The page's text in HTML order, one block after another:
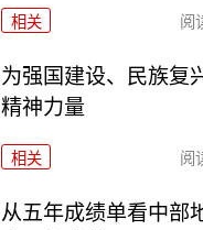
相关 阅
为强国建设、民族复
精神力量
相关 阅
从五年成绩单看中部